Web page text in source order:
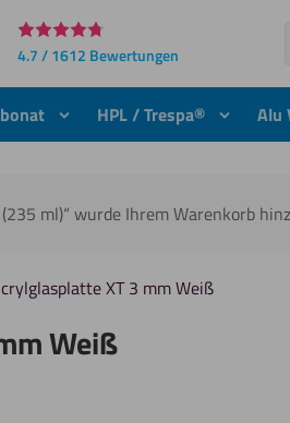
4.7 / 1612 Bewertungen
HPL / Trespa® Alu
ml)“ wurde Ihrem Warenkorb
XT 3 mm Weiß
Weiß